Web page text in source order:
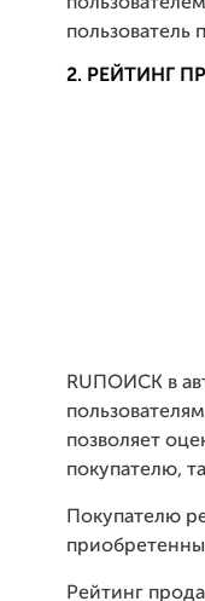
пользователь
2. РЕЙТИНГ
RUПОИСК в
позволяет
покупателю,
Покупателю
Рейтинг